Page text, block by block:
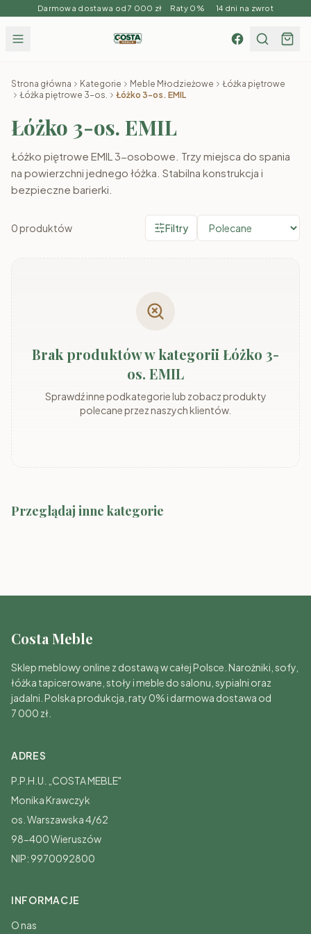
Darmowa dostawa od 7 000 zł Raty 0% 14 dni na zwrot
Strona główna Kategorie Meble Młodzieżowe
Łóżka piętrowe
Łóżka piętrowe 3-os.
Łóżko 3-os. EMIL
Łóżko 3-os. EMIL
Łóżko piętrowe EMIL 3-osobowe. Trzy miejsca do spania
na powierzchni jednego łóżka. Stabilna konstrukcja i
bezpieczne barierki.
0produktów Filtry
Brak produktów w kategorii Łóżko 3-
os. EMIL
Sprawdź inne podkategorie lub zobacz produkty
polecane przez naszych klientów.
Przeglądaj inne kategorie
Łóżko 3-os. ALEK
Costa Meble
Sklep meblowy online z dostawą w całej Polsce. Narożniki, sofy,
łóżka tapicerowane, stoły i meble do salonu, sypialni oraz
jadalni. Polska produkcja, raty 0% i darmowa dostawa od
7 000 zł.
ADRES
P.P.H.U. „COSTA MEBLE"
Monika Krawczyk
os. Warszawska 4/62
98-400 Wieruszów
NIP: 9970092800
INFORMACJE
O nas